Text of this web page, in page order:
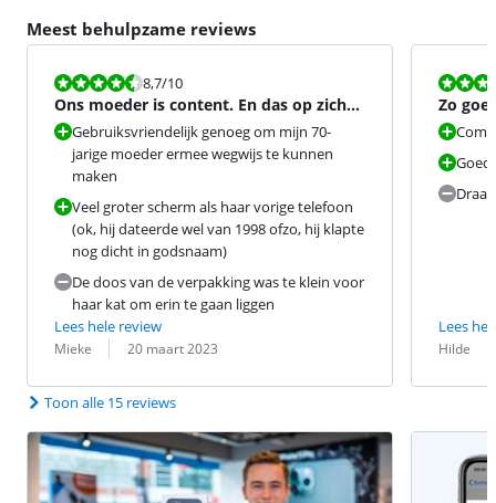
Meest behulpzame reviews
Beoordeling is 8,7 van de 10.
8,7/10
Ons moeder is content. En das op zich
een mirakel.
Gebruiksvriendelijk genoeg om mijn 70-
jarige moeder ermee wegwijs te kunnen
maken
Veel groter scherm als haar vorige telefoon
(ok, hij dateerde wel van 1998 ofzo, hij klapte
nog dicht in godsnaam)
De doos van de verpakking was te klein voor
haar kat om erin te gaan liggen
Lees hele review
Beoordeling door:
Mieke
Datum: 20 maart 2023
Zo
prijsje
Lees
Hilde
Datum:
Toon alle 15 reviews